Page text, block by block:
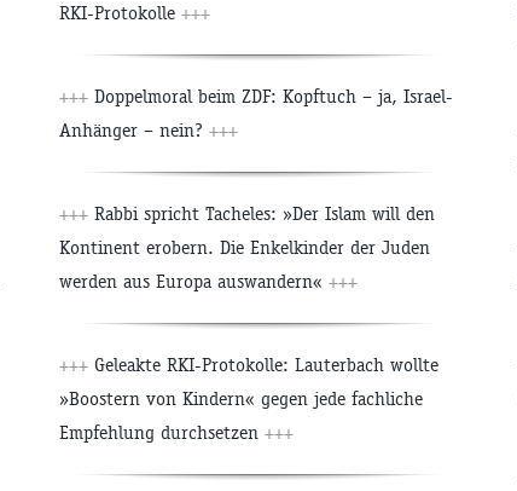
RKI-Protokolle +++
+++ Doppelmoral beim ZDF: Kopftuch – ja, Israel-
Anhänger – nein? +++
+++ Rabbi spricht Tacheles: »Der Islam will den
Kontinent erobern. Die Enkelkinder der Juden
werden aus Europa auswandern« +++
+++ Geleakte RKI-Protokolle: Lauterbach wollte
»Boostern von Kindern« gegen jede fachliche
Empfehlung durchsetzen +++